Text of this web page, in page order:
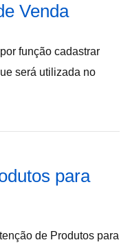
Venda
função cadastrar
será utilizada no
para
de Produtos para